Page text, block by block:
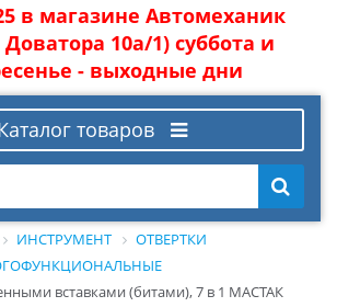
в магазине Автомеханик
10а/1) суббота и
- выходные дни
товаров
ИНСТРУМЕНТ
ОТВЕРТКИ
вставками (битами), 7 в 1 МАСТАК